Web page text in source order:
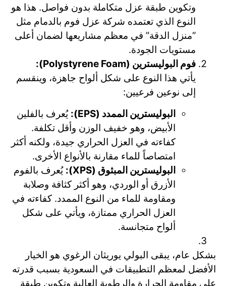
وتكوين طبقة عزل متكاملة بدون فواصل. هذا هو
النوع الذي تعتمده شركة عزل فوم بالدمام مثل
“منزل الدقة” في معظم مشاريعها لضمان أعلى
مستويات الجودة.
فوم البوليسترين (Polystyrene Foam):
يأتي هذا النوع على شكل ألواح جاهزة، وينقسم
إلى نوعين فرعيين:
البوليسترين الممدد (EPS):
يُعرف بالفلين
الأبيض، وهو خفيف الوزن وأقل تكلفة.
كفاءته في العزل الحراري جيدة، ولكنه أكثر
امتصاصاً للماء مقارنة بالأنواع الأخرى.
البوليسترين المبثوق (XPS):
يُعرف بالفوم
الأزرق أو الوردي، وهو أكثر كثافة وصلابة
ومقاومة للماء من النوع الممدد. كفاءته في
العزل الحراري ممتازة، ويأتي على شكل
ألواح متجانسة.
بشكل عام، يبقى البولي يوريثان الرغوي هو الخيار
الأفضل لمعظم التطبيقات في السعودية بسبب قدرته
على مقاومة الحرارة والرطوبة العالية وتكوين طبقة